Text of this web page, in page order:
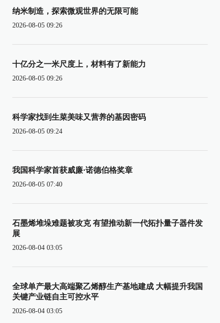
纳米制造，探索微观世界的无限可能
2026-08-05 09:26
十亿分之一米尺度上，材料有了新能力
2026-08-05 09:26
科学家找到生菜美味又营养的基因密码
2026-08-05 09:24
我国科学家首获威廉·诺德伯格奖章
2026-08-05 07:40
石墨烯堆垛难题被攻克 有望推动新一代拓扑量子器件发
展
2026-08-04 03:05
全球单产最大高端聚乙烯醇生产基地建成 大幅提升我国
关键产业链自主可控水平
2026-08-04 03:05